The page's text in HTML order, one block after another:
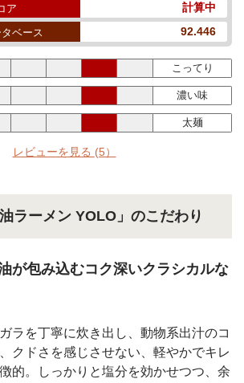
ア 計算中
ベース 92.446
こってり
濃い味
太麺
レビューを見る (5）
ラーメン YOLO」のこだわり
が包み込むコク深いクラシカルな
ラを丁寧に炊き出し、動物系出汁のコ
クドさを感じさせない、軽やかでキレ
的。しっかりと塩分を効かせつつ、余